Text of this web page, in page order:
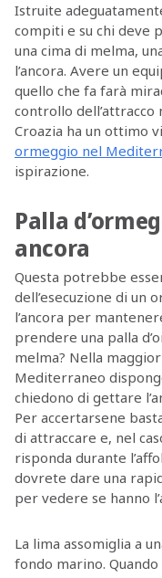
Istruite
compiti e su chi deve
una cima di melma,
l’ancora. Avere un
quello che fa farà
controllo dell’attracco
Croazia ha un ottimo
ormeggio nel
ispirazione.
Palla
ancora
Questa potrebbe
dell’esecuzione di un
l’ancora per
prendere una palla
melma? Nella
Mediterraneo
chiedono di gettare
Per accertarsene
di attraccare e, nel
risponda durante
dovrete dare una
per vedere se hanno
La lima assomiglia a
fondo marino.